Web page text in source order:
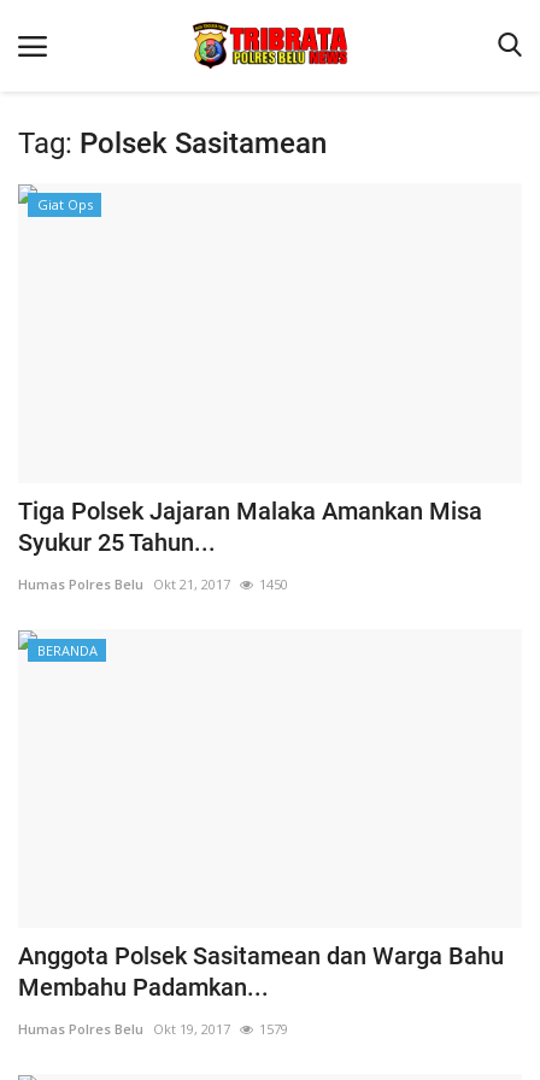
Beranda
Giat Ops
Tag: Polsek Sasitamean
Giat Ops
Tiga Polsek Jajaran Malaka Amankan Misa
Syukur 25 Tahun...
Humas Polres Belu Okt 21, 2017 1450
BERANDA
Anggota Polsek Sasitamean dan Warga Bahu
Membahu Padamkan...
Humas Polres Belu Okt 19, 2017 1579